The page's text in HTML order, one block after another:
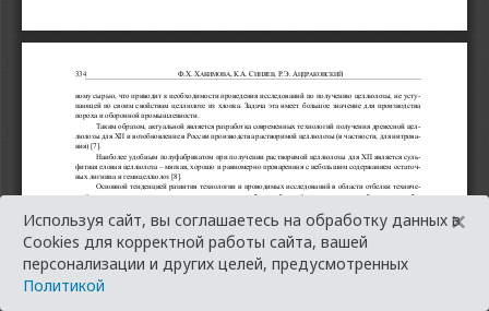
Используя сайт, вы соглашаетесь на обработку данных в
Cookies для корректной работы сайта, вашей
персонализации и других целей, предусмотренных
Политикой
×